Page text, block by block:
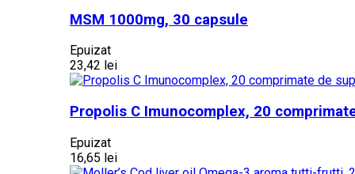
MSM 1000mg, 30 capsule
Epuizat
23,42 lei
Propolis C Imunocomplex, 20
Epuizat
16,65 lei